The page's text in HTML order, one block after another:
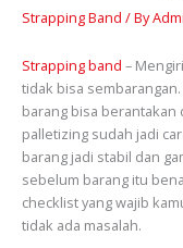
Strapping Band / By
Strapping band –
tidak bisa
barang bisa berantakan
palletizing sudah jadi
barang jadi stabil dan
sebelum barang itu
checklist yang wajib
tidak ada masalah.